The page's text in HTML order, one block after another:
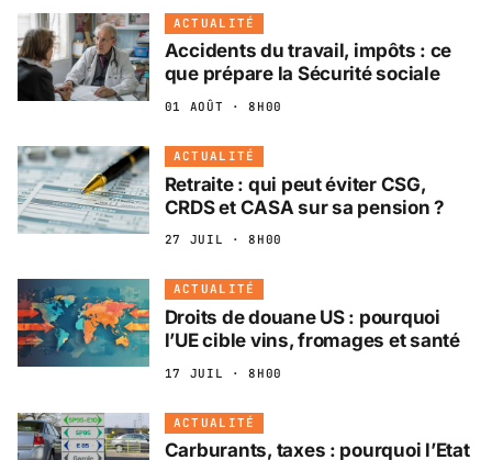
ACTUALITÉ
Accidents du travail, impôts : ce
que prépare la Sécurité sociale
01 AOÛT · 8H00
ACTUALITÉ
Retraite : qui peut éviter CSG,
CRDS et CASA sur sa pension ?
27 JUIL · 8H00
ACTUALITÉ
Droits de douane US : pourquoi
l’UE cible vins, fromages et santé
17 JUIL · 8H00
ACTUALITÉ
Carburants, taxes : pourquoi l’Etat